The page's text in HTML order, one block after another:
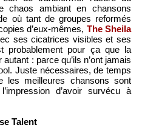
chaos ambiant en chansons
où tant de groupes reformés
d’eux-mêmes, The Sheila
ses cicatrices visibles et ses
probablement pour ça que la
: parce qu’ils n’ont jamais
Juste nécessaires, de temps
les meilleures chansons sont
d’avoir survécu à
Talent